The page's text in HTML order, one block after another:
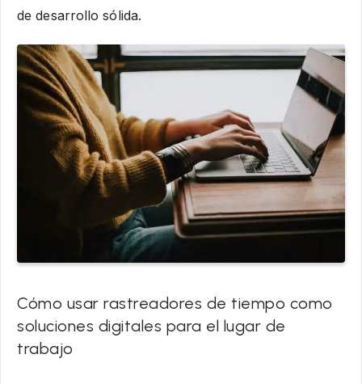
de desarrollo sólida.
Cómo usar rastreadores de tiempo como
soluciones digitales para el lugar de
trabajo